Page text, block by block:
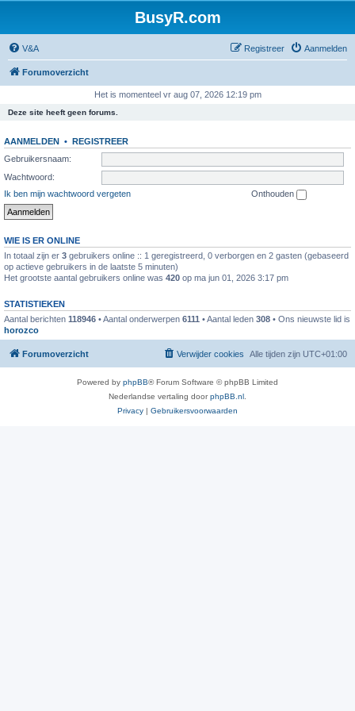
BusyR.com
V&A Aanmelden
Registreer
Forumoverzicht
Het is momenteel vr aug 07, 2026 12:19 pm
Deze site heeft geen forums.
AANMELDEN • REGISTREER
Gebruikersnaam:
Wachtwoord:
Ik ben mijn wachtwoord vergeten
Onthouden
WIE IS ER ONLINE
In totaal zijn er 3 gebruikers online :: 1 geregistreerd, 0 verborgen en 2 gasten (gebaseerd
op actieve gebruikers in de laatste 5 minuten)
Het grootste aantal gebruikers online was 420 op ma jun 01, 2026 3:17 pm
STATISTIEKEN
Aantal berichten 118946 • Aantal onderwerpen 6111 • Aantal leden 308 • Ons nieuwste lid is
horozco
Forumoverzicht Alle tijden zijn UTC+01:00
Verwijder cookies
Powered by phpBB® Forum Software © phpBB Limited
Nederlandse vertaling doorphpBB.nl
Privacy | Gebruikersvoorwaarden